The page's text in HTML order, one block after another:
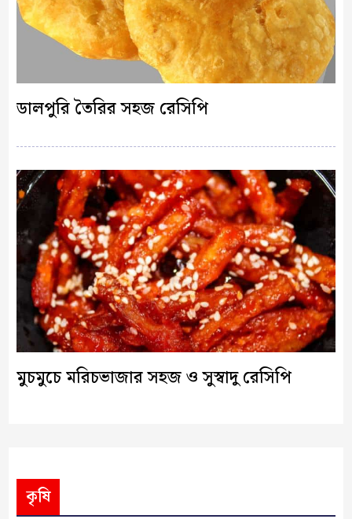
ডালপুরি তৈরির সহজ রেসিপি
মুচমুচে মরিচভাজার সহজ ও সুস্বাদু রেসিপি
কৃষি